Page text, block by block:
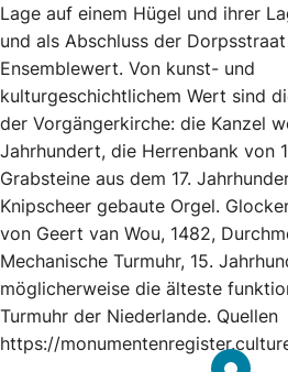
Lage auf einem Hügel und ihrer
und als Abschluss der
Ensemblewert. Von kunst- und
kulturgeschichtlichem Wert sind
der Vorgängerkirche: die Kanzel
Jahrhundert, die Herrenbank von
Grabsteine aus dem 17.
Knipscheer gebaute Orgel.
von Geert van Wou, 1482,
Mechanische Turmuhr, 15.
möglicherweise die älteste
Turmuhr der Niederlande. Quellen
https://